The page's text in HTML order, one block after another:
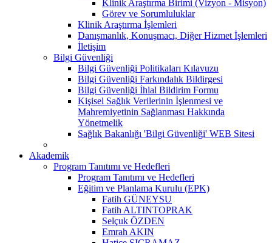
Klinik Araştırma Birimi (Vizyon - Misyon)
Görev ve Sorumluluklar
Klinik Araştırma İşlemleri
Danışmanlık, Konuşmacı, Diğer Hizmet İşlemleri
İletişim
Bilgi Güvenliği
Bilgi Güvenliği Politikaları Kılavuzu
Bilgi Güvenliği Farkındalık Bildirgesi
Bilgi Güvenliği İhlal Bildirim Formu
Kişisel Sağlık Verilerinin İşlenmesi ve
Mahremiyetinin Sağlanması Hakkında
Yönetmelik
Sağlık Bakanlığı 'Bilgi Güvenliği' WEB Sitesi
Akademik
Program Tanıtımı ve Hedefleri
Program Tanıtımı ve Hedefleri
Eğitim ve Planlama Kurulu (EPK)
Fatih GÜNEYSU
Fatih ALTINTOPRAK
Selçuk ÖZDEN
Emrah AKIN